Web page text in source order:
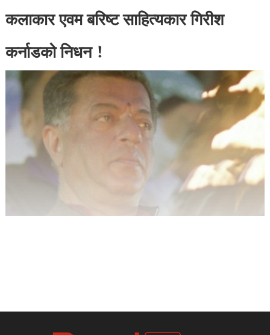
कलाकार एवम बरिष्ट साहित्यकार गिरीश
कर्नाडको निधन !